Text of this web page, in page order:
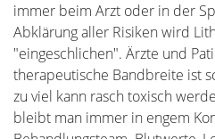
immer beim Arzt oder in der
Abklärung aller Risiken wird
"eingeschlichen". Ärzte und
therapeutische Bandbreite ist
zu viel kann rasch toxisch
bleibt man immer in engem